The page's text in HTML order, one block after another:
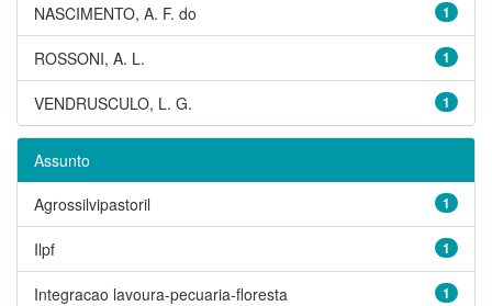
1
NASCIMENTO, A. F. do
1
ROSSONI, A. L.
1
VENDRUSCULO, L. G.
Assunto
1
Agrossilvipastoril
1
Ilpf
1
Integracao lavoura-pecuaria-floresta